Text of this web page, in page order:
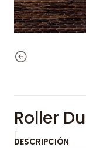
Roller
|
DESCRIPCIÓN